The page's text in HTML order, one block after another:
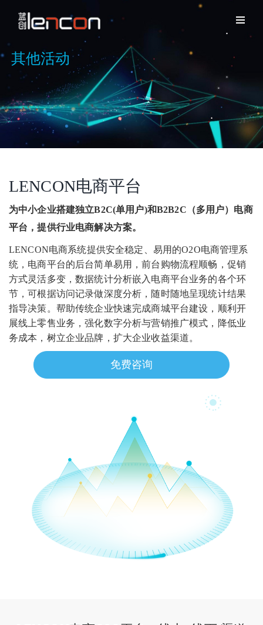
其他活动
LENCON电商平台
为中小企业搭建独立B2C(单用户)和B2B2C（多用户）电商
平台，提供行业电商解决方案。
LENCON电商系统提供安全稳定、易用的O2O电商管理系
统，电商平台的后台简单易用，前台购物流程顺畅，促销
方式灵活多变，数据统计分析嵌入电商平台业务的各个环
节，可根据访问记录做深度分析，随时随地呈现统计结果
指导决策。帮助传统企业快速完成商城平台建设，顺利开
展线上零售业务，强化数字分析与营销推广模式，降低业
务成本，树立企业品牌，扩大企业收益渠道。
免费咨询